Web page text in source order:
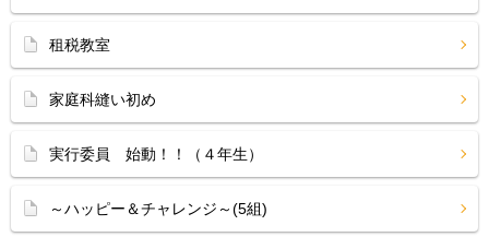
租税教室
家庭科縫い初め
実行委員 始動！！（４年生）
～ハッピー＆チャレンジ～(5組)